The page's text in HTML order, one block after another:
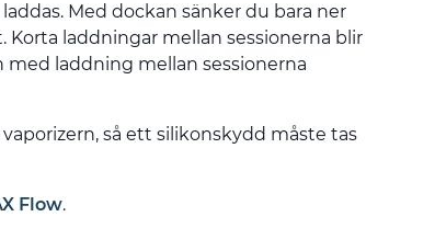
Med dockan sänker du bara ner
laddningar mellan sessionerna blir
med laddning mellan sessionerna
så ett silikonskydd måste tas
Flow.